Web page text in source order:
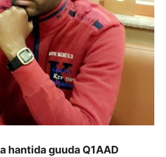
hantida guuda Q1AAD